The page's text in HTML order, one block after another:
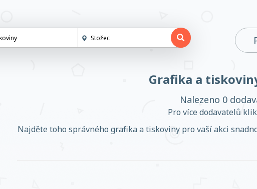
Grafika a
Nalezeno 0
Pro více dodavatelů
Najděte toho správného grafika a tiskoviny pro vaší akci